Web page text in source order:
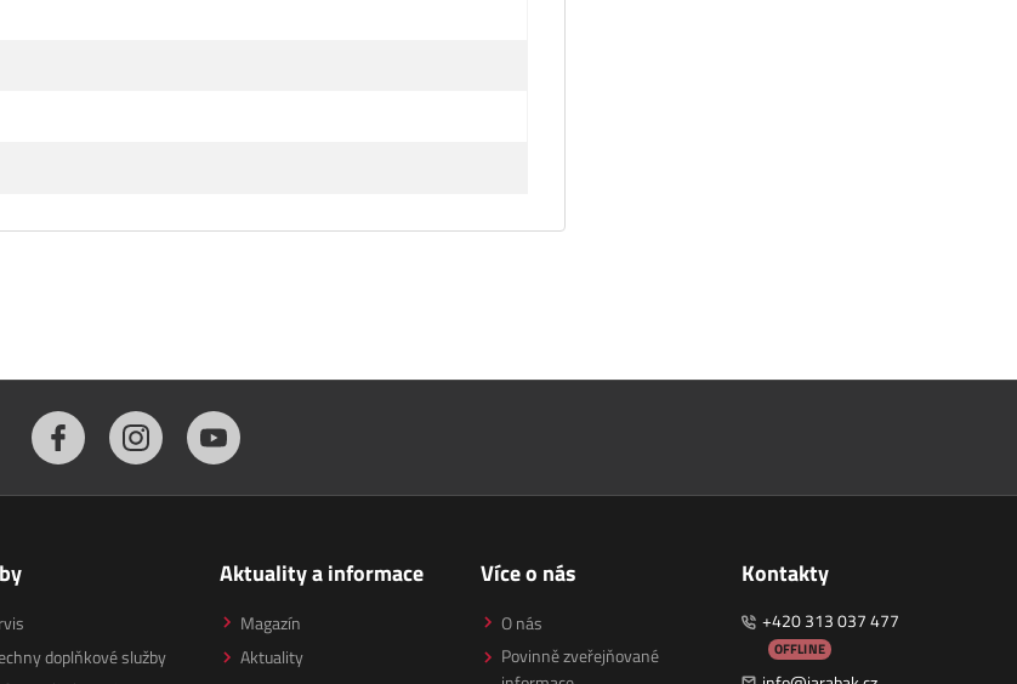
doplňkové služby
Aktuality a informace
Magazín
Aktuality
Více o nás
O nás
Povinně zveřejňované
Kontakty
+420 313 037 477
OFFLINE